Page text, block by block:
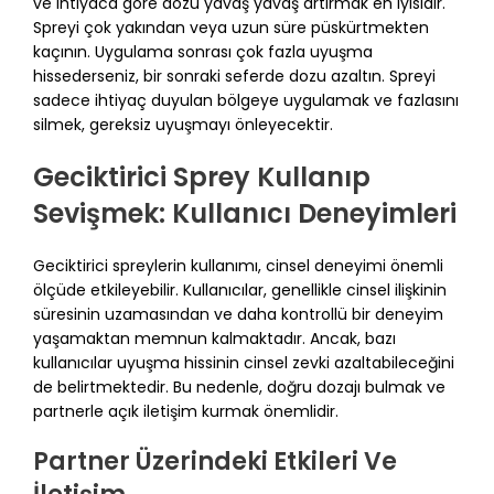
Spreyi çok yakından veya uzun süre püskürtmekten
kaçının. Uygulama sonrası çok fazla uyuşma
hissederseniz, bir sonraki seferde dozu azaltın. Spreyi
sadece ihtiyaç duyulan bölgeye uygulamak ve fazlasını
silmek, gereksiz uyuşmayı önleyecektir.
Geciktirici Sprey Kullanıp
Sevişmek: Kullanıcı Deneyimleri
Geciktirici spreylerin kullanımı, cinsel deneyimi önemli
ölçüde etkileyebilir. Kullanıcılar, genellikle cinsel ilişkinin
süresinin uzamasından ve daha kontrollü bir deneyim
yaşamaktan memnun kalmaktadır. Ancak, bazı
kullanıcılar uyuşma hissinin cinsel zevki azaltabileceğini
de belirtmektedir. Bu nedenle, doğru dozajı bulmak ve
partnerle açık iletişim kurmak önemlidir.
Partner Üzerindeki Etkileri Ve